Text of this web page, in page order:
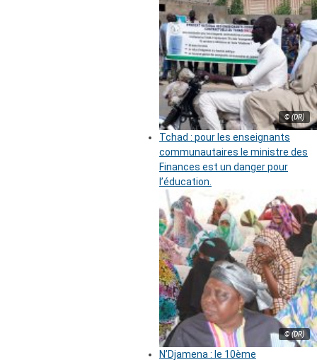
© (DR)
Tchad : pour les enseignants
communautaires le ministre des
Finances est un danger pour
l’éducation.
© (DR)
N’Djamena : le 10ème